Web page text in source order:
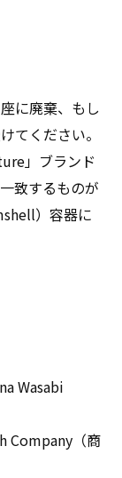
に廃棄、もし
てください。
」ブランド
致するものが
）容器に
Wasabi
Company（商